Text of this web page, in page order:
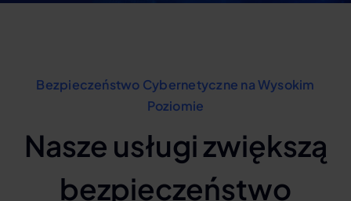
Bezpieczeństwo Cybernetyczne na Wysokim
Poziomie
Nasze usługi zwiększą
bezpieczeństwo